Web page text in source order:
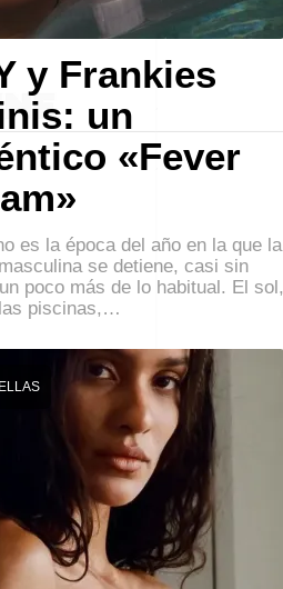
y Frankies
un
«Fever
es la época del año en la que la
se detiene, casi sin
poco más de lo habitual. El sol,
piscinas,…